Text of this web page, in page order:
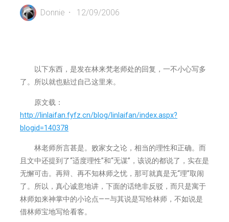
Donnie 12/09/2006
以下东西，是发在林来梵老师处的回复，一不小心写多
了。所以就也贴过自己这里来。
原文载：
http://linlaifan.fyfz.cn/blog/linlaifan/index.aspx?
blogid=140378
林老师所言甚是。败家女之论，相当的理性和正确。而
且文中还提到了“适度理性”和“无谋”，该说的都说了，实在是
无懈可击。再辩、再不知林师之忧，那可就真是无“理”取闹
了。所以，真心诚意地讲，下面的话绝非反驳，而只是寓于
林师如来神掌中的小论点——与其说是写给林师，不如说是
借林师宝地写给看客。